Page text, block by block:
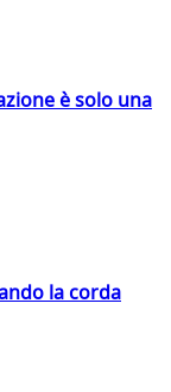
è solo una
la corda